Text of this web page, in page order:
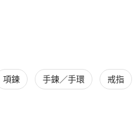
相似商品推薦
項鍊 手鍊／手環 戒指